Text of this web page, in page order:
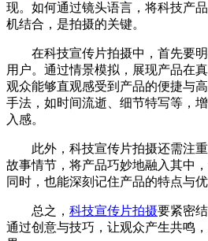
现。如何通过镜头语言，将科技产
机结合，是拍摄的关键。
在科技宣传片拍摄中，首先要明
用户。通过情景模拟，展现产品在
观众能够直观感受到产品的便捷与
手法，如时间流逝、细节特写等，
入感。
此外，科技宣传片拍摄还需注重
故事情节，将产品巧妙地融入其中
同时，也能深刻记住产品的特点与优
总之， 科技宣传片拍摄要紧密
通过创意与技巧，让观众产生共鸣